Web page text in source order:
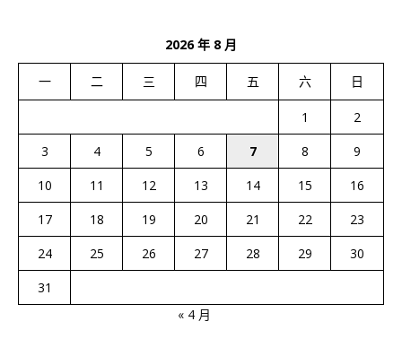
2026 年 8 月
一 二 三 四 五 六 日
1
2
3
4 5 6 7 8
9
10
11 12 13 14 15
16
17
18 19 20 21 22
23
24
25 26 27 28 29
30
31
« 4 月